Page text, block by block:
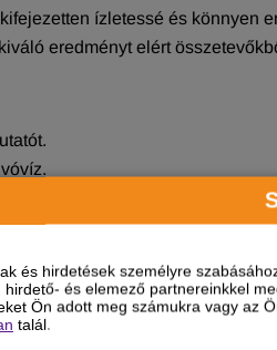
és hirdetések személyre
és elemező partnereinkkel
Ön adott meg számukra vagy az
talál.
ízletessé és könnyen
eredményt elért
értendő, függhet akutya
glutén, húsliszt, baromfi